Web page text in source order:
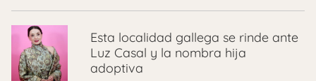
Esta localidad gallega se rinde ante
Luz Casal y la nombra hija
adoptiva